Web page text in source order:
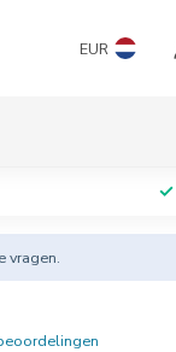
EUR
vragen.